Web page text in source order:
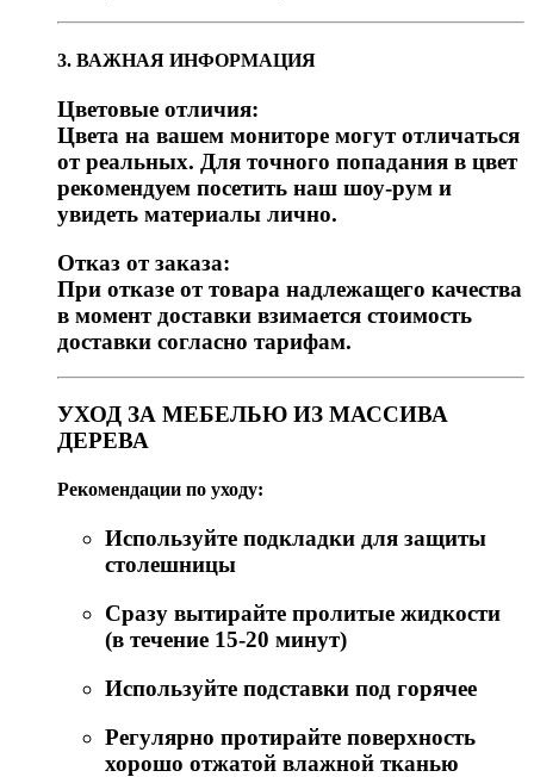
3. ВАЖНАЯ ИНФОРМАЦИЯ
Цветовые отличия:
Цвета на вашем мониторе могут отличаться
от реальных. Для точного попадания в цвет
рекомендуем посетить наш шоу-рум и
увидеть материалы лично.
Отказ от заказа:
При отказе от товара надлежащего качества
в момент доставки взимается стоимость
доставки согласно тарифам.
УХОД ЗА МЕБЕЛЬЮ ИЗ МАССИВА
ДЕРЕВА
Рекомендации по уходу:
Используйте подкладки для защиты
столешницы
Сразу вытирайте пролитые жидкости
(в течение 15-20 минут)
Используйте подставки под горячее
Регулярно протирайте поверхность
хорошо отжатой влажной тканью